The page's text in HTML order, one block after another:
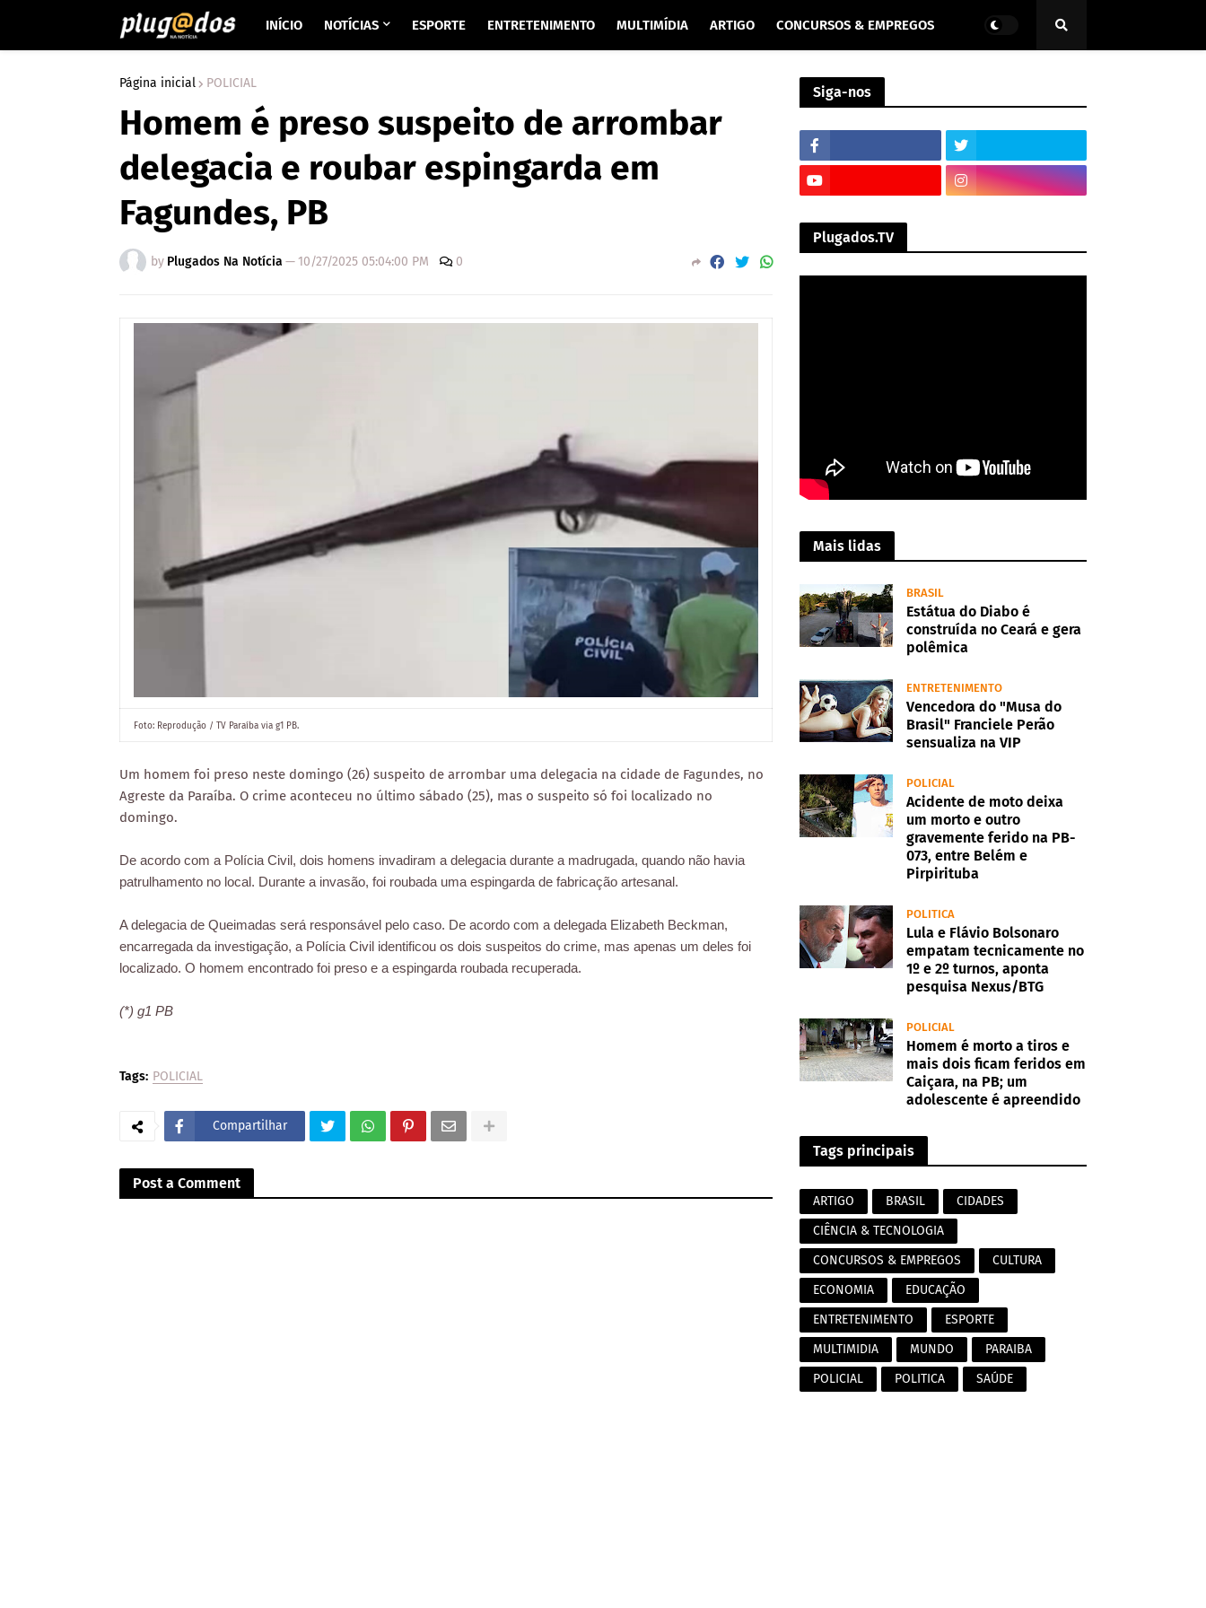
INÍCIO NOTÍCIAS ESPORTE ENTRETENIMENTO MULTIMÍDIA ARTIGO CONCURSOS & EMPREGOS
Página inicial POLICIAL
Homem é preso suspeito de arrombar
delegacia e roubar espingarda em
Fagundes, PB
by Plugados Na Notícia — 10/27/2025 05:04:00 PM 0
Foto: Reprodução / TV Paraíba via g1 PB.
Um homem foi preso neste domingo (26) suspeito de arrombar uma delegacia na cidade de Fagundes, no
Agreste da Paraíba. O crime aconteceu no último sábado (25), mas o suspeito só foi localizado no
domingo.
De acordo com a Polícia Civil, dois homens invadiram a delegacia durante a madrugada, quando não havia
patrulhamento no local. Durante a invasão, foi roubada uma espingarda de fabricação artesanal.
A delegacia de Queimadas será responsável pelo caso. De acordo com a delegada Elizabeth Beckman,
encarregada da investigação, a Polícia Civil identificou os dois suspeitos do crime, mas apenas um deles foi
localizado. O homem encontrado foi preso e a espingarda roubada recuperada.
(*) g1 PB
Tags: POLICIAL
Compartilhar
Post a Comment
Siga-nos
Plugados.TV
Mais lidas
BRASIL
Estátua do Diabo é
construída no Ceará e gera
polêmica
ENTRETENIMENTO
Vencedora do "Musa do
Brasil" Franciele Perão
sensualiza na VIP
POLICIAL
Acidente de moto deixa
um morto e outro
gravemente ferido na PB-
073, entre Belém e
Pirpirituba
POLITICA
Lula e Flávio Bolsonaro
empatam tecnicamente no
1º e 2º turnos, aponta
pesquisa Nexus/BTG
POLICIAL
Homem é morto a tiros e
mais dois ficam feridos em
Caiçara, na PB; um
adolescente é apreendido
Tags principais
ARTIGO BRASIL
CIDADES
CIÊNCIA & TECNOLOGIA
CONCURSOS & EMPREGOS
CULTURA
ECONOMIA
EDUCAÇÃO
ENTRETENIMENTO
ESPORTE
MULTIMIDIA
MUNDO
PARAIBA
POLICIAL
POLITICA SAÚDE